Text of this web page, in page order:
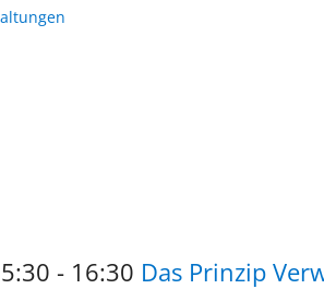
- 16:30 Das Prinzip